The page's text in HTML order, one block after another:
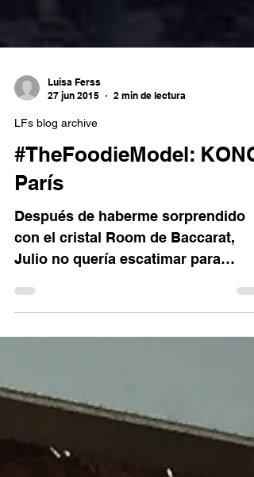
Luisa Ferss
27 jun 2015
LFs blog archive
#TheFoodieModel: KONG,
París
Después de haberme sorprendido
con el cristal Room de Baccarat,
Julio no quería escatimar para
nuestro recorrido culinario, menos
en su...